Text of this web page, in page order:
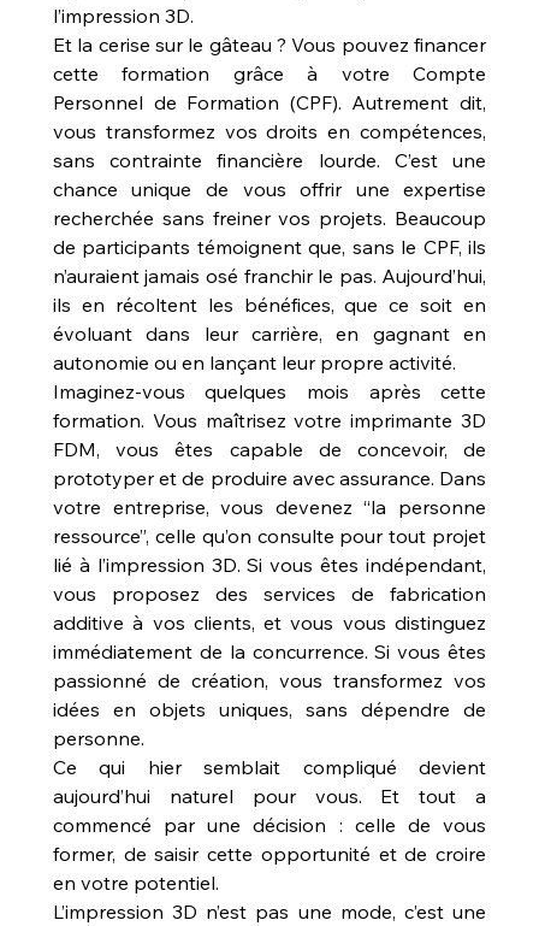
l’impression 3D.
Et la cerise sur le gâteau ? Vous pouvez financer
cette formation grâce à votre Compte
Personnel de Formation (CPF). Autrement dit,
vous transformez vos droits en compétences,
sans contrainte financière lourde. C’est une
chance unique de vous offrir une expertise
recherchée sans freiner vos projets. Beaucoup
de participants témoignent que, sans le CPF, ils
n’auraient jamais osé franchir le pas. Aujourd’hui,
ils en récoltent les bénéfices, que ce soit en
évoluant dans leur carrière, en gagnant en
autonomie ou en lançant leur propre activité.
Imaginez-vous quelques mois après cette
formation. Vous maîtrisez votre imprimante 3D
FDM, vous êtes capable de concevoir, de
prototyper et de produire avec assurance. Dans
votre entreprise, vous devenez “la personne
ressource”, celle qu’on consulte pour tout projet
lié à l’impression 3D. Si vous êtes indépendant,
vous proposez des services de fabrication
additive à vos clients, et vous vous distinguez
immédiatement de la concurrence. Si vous êtes
passionné de création, vous transformez vos
idées en objets uniques, sans dépendre de
personne.
Ce qui hier semblait compliqué devient
aujourd’hui naturel pour vous. Et tout a
commencé par une décision : celle de vous
former, de saisir cette opportunité et de croire
en votre potentiel.
L’impression 3D n’est pas une mode, c’est une